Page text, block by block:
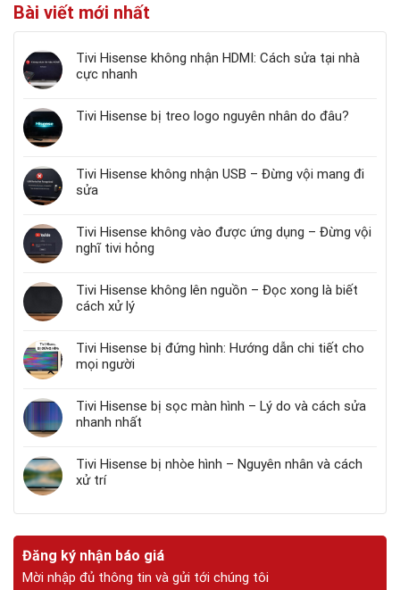
Bài viết mới nhất
Tivi Hisense không nhận HDMI: Cách sửa tại nhà
cực nhanh
Tivi Hisense bị treo logo nguyên nhân do đâu?
Tivi Hisense không nhận USB – Đừng vội mang đi
sửa
Tivi Hisense không vào được ứng dụng – Đừng vội
nghĩ tivi hỏng
Tivi Hisense không lên nguồn – Đọc xong là biết
cách xử lý
Tivi Hisense bị đứng hình: Hướng dẫn chi tiết cho
mọi người
Tivi Hisense bị sọc màn hình – Lý do và cách sửa
nhanh nhất
Tivi Hisense bị nhòe hình – Nguyên nhân và cách
xử trí
Đăng ký nhận báo giá
Mời nhập đủ thông tin và gửi tới chúng tôi